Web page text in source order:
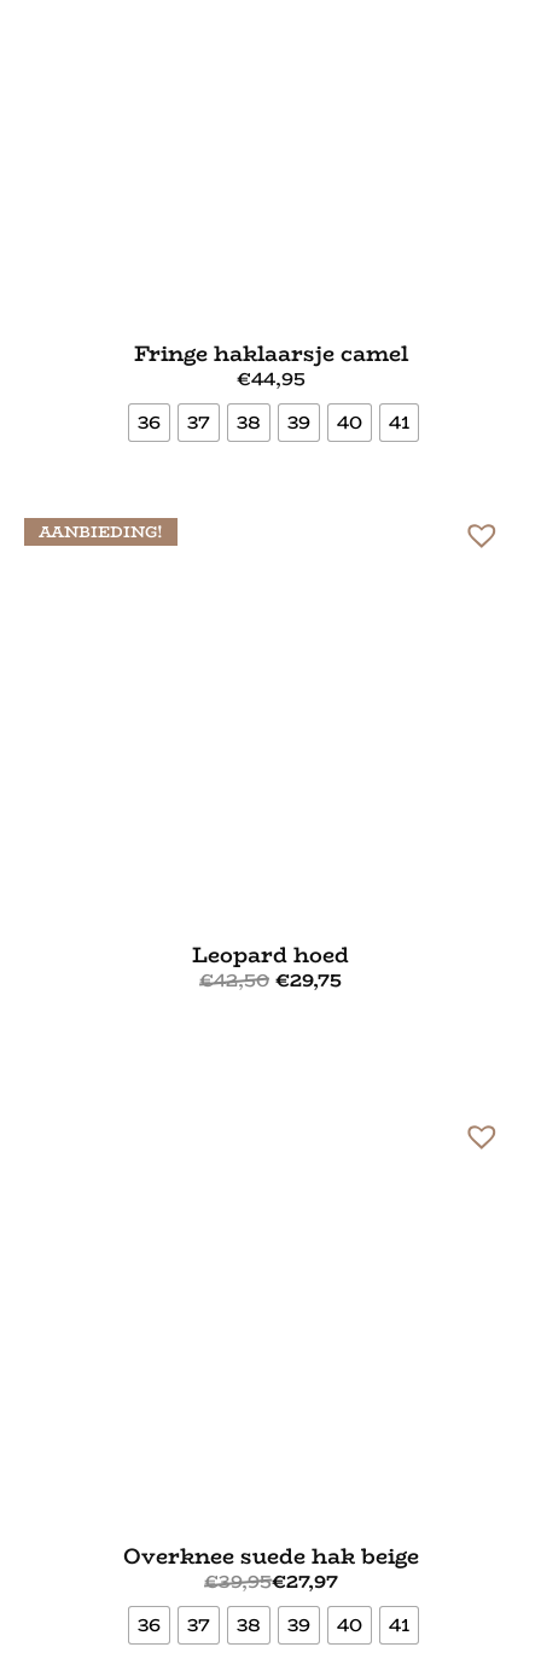
Fringe haklaarsje camel
€44,95
36
37 38 39 40 41
AANBIEDING!
Leopard hoed
€42,50 €29,75
Overknee suede hak beige
€39,95€27,97
36
37 38 39 40 41